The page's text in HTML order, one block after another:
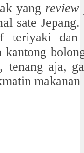
yang review
sate
teriyaki dan
tenang aja,